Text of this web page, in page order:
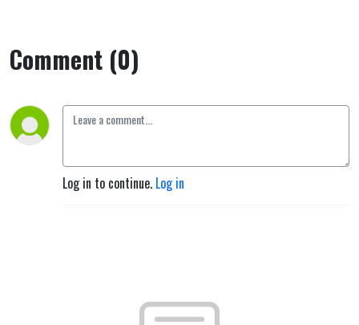
Comment (0)
Log in to continue. Log in